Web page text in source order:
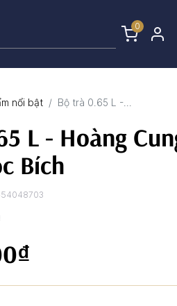
0
nổi bật Bộ trà 0.65 L -...
L - Hoàng
Bích